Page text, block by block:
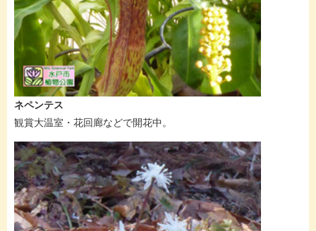
ネペンテス
観賞大温室・花回廊などで開花中。